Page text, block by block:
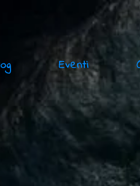
Eventi